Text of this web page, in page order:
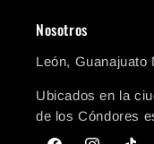
Nosotros
León, Guanajuato
Ubicados en la
de los Cóndores